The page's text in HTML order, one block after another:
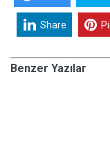
Share
Benzer Yazılar